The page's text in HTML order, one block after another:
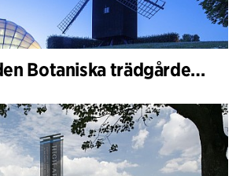
Växthuset i den Botaniska trädgården, Aarhus Universitet